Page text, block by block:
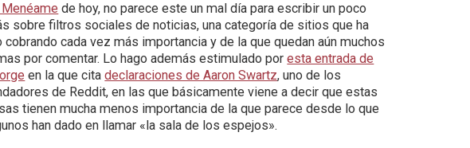
de hoy, no parece este un mal día para escribir un poco
sobre filtros sociales de noticias, una categoría de sitios que ha
cobrando cada vez más importancia y de la que quedan aún muchos
por comentar. Lo hago además estimulado poresta entrada de
en la que citadeclaraciones de Aaron Swartz, uno de los
de Reddit, en las que básicamente viene a decir que estas
tienen mucha menos importancia de la que parece desde lo que
han dado en llamar «la sala de los espejos».